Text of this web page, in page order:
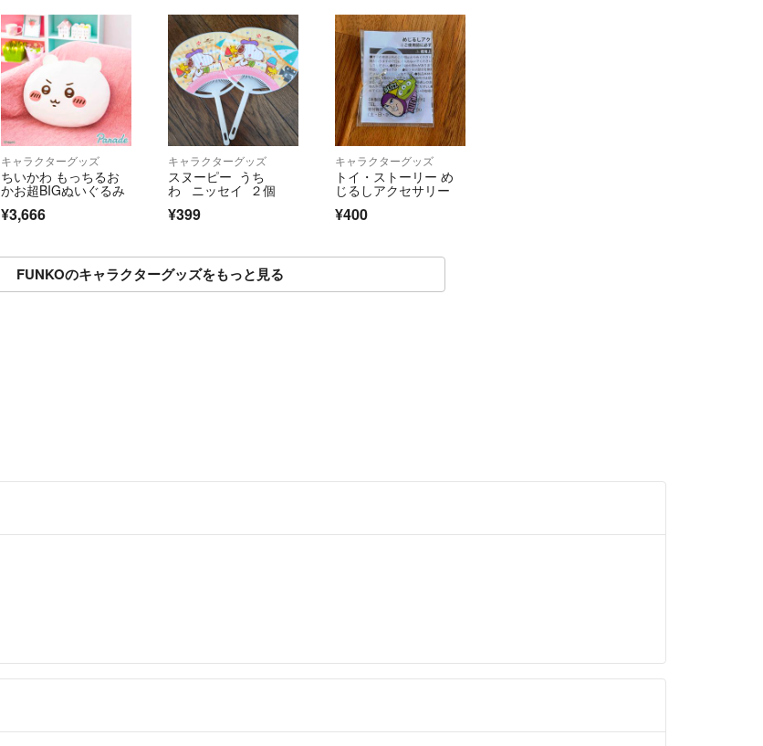
キャラクターグッズ
ちいかわ もっちるお
かお超BIGぬいぐるみ
¥3,666
キャラクターグッズ
スヌーピー うち
わ ニッセイ ２個
¥399
キャラクターグッズ
トイ・ストーリー め
じるしアクセサリー
¥400
FUNKOのキャラクターグッズをもっと見る